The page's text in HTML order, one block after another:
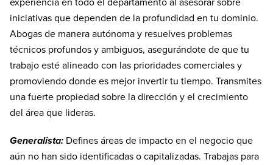
iniciativas que dependen de la profundidad en tu dominio.
Abogas de manera autónoma y resuelves problemas
técnicos profundos y ambiguos, asegurándote de que tu
trabajo esté alineado con las prioridades comerciales y
promoviendo donde es mejor invertir tu tiempo. Transmites
una fuerte propiedad sobre la dirección y el crecimiento
del área que lideras.
Generalista: Defines áreas de impacto en el negocio que
aún no han sido identificadas o capitalizadas. Trabajas para